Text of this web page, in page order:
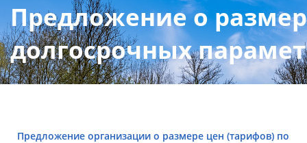
Предложение о
долгосрочных
Предложение организации о размере цен (тарифов) по